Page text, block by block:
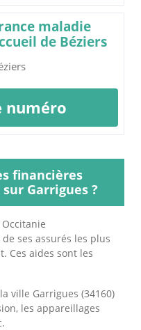
maladie
de Béziers
numéro
financières
Garrigues ?
ses assurés les plus
Ces aides sont les
ville Garrigues (34160)
les appareillages